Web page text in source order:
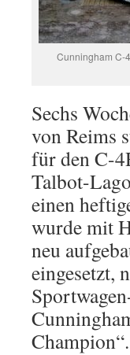
Cunningham C-
Sechs
von Reims
für den C-
Talbot-
einen
wurde mit
neu
eingesetzt,
Champion“.